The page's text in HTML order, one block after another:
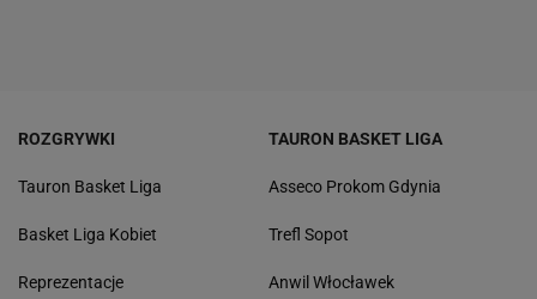
ROZGRYWKI
Tauron Basket Liga
Basket Liga Kobiet
Reprezentacje
TAURON BASKET LIGA
Asseco Prokom Gdynia
Trefl Sopot
Anwil Włocławek